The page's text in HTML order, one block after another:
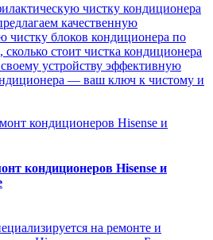
чистку кондиционера
качественную
блоков кондиционера по
стоит чистка кондиционера
устройству эффективную
— ваш ключ к чистому и
кондиционеров Hisense и
на ремонте и